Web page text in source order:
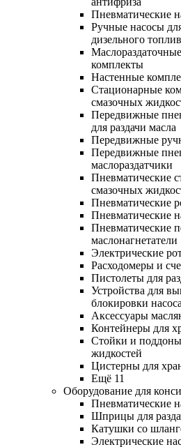
Пневматические
Ручные насосы
дизельного
комплекты
Настенные
Стационарные
смазочных
Передвижные
для раздачи масла
Передвижные
Передвижные
маслораздатчики
Пневматические
смазочных
Пневматические
Пневматические
Пневматические
маслонагнетатели
Электрические
Расходомеры и
Пистолеты для
Устройства для
блокировки насоса
Аксессуары
Контейнеры для
Стойки и
жидкостей
Цистерны для
Ещё 11
Оборудование для
Пневматические
Шприцы для
Катушки со
Электрические